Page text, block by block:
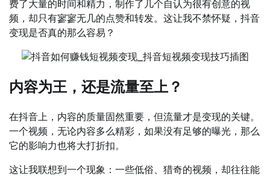
费了大量的时间和精力，制作了几个自认为很有创意的视
频，却只有寥寥无几的点赞和转发。这让我不禁怀疑，抖音
变现是否真的那么容易？
内容为王，还是流量至上？
在抖音上，内容的质量固然重要，但流量才是变现的关键。
一个视频，无论内容多么精彩，如果没有足够的曝光，那么
它的影响力也将大打折扣。
这让我联想到一个现象：一些低俗、猎奇的视频，却往往能